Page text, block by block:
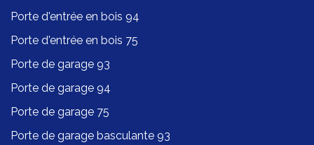
Porte d'entrée en bois 94
Porte d'entrée en bois 75
Porte de garage 93
Porte de garage 94
Porte de garage 75
Porte de garage basculante 93